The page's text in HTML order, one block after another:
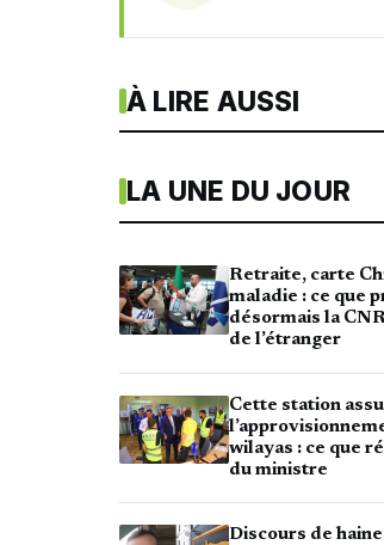
À LIRE AUSSI
LA UNE DU JOUR
Retraite, carte
maladie : ce que
désormais la
de l’étranger
Cette station
wilayas : ce que
du ministre
Discours de